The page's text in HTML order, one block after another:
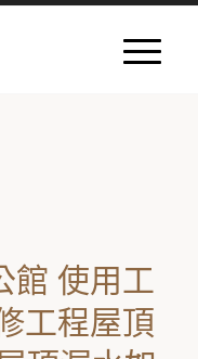
館 使用工
工程屋頂